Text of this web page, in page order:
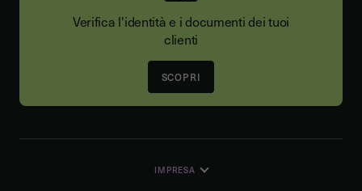
Verifica l'identità e i documenti dei tuoi
clienti
SCOPRI
IMPRESA